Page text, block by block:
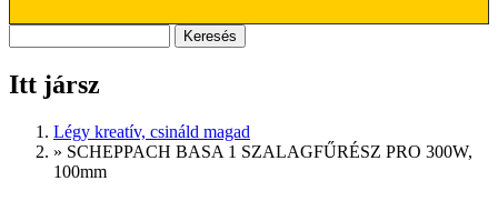
Itt jársz
Légy kreatív, csináld magad
» SCHEPPACH BASA 1 SZALAGFŰRÉSZ PRO 300W,
100mm